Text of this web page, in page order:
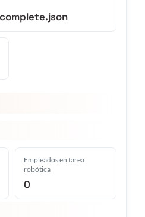
Empleados en tarea
robótica
0